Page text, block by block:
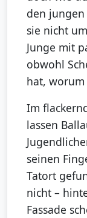
den jungen
sie nicht
Junge mit
obwohl
hat, worum
Im
lassen
seinen
Tatort
nicht –
Fassade